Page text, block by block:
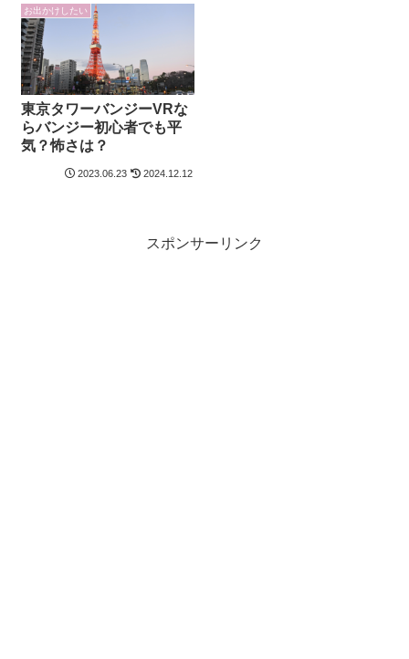
お出かけしたい
東京タワーバンジーVRな
らバンジー初心者でも平
気？怖さは？
2023.06.23 2024.12.12
スポンサーリンク